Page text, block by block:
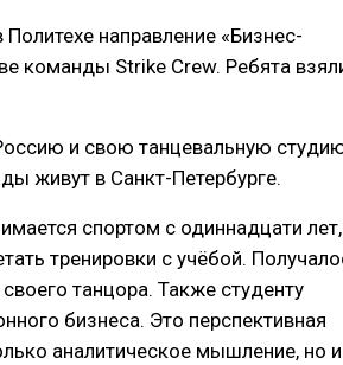
направление «Бизнес-
команды Strike Crew. Ребята
и свою танцевальную
живут в Санкт-Петербурге.
спортом с одиннадцати лет,
тренировки с учёбой.
танцора. Также студенту
бизнеса. Это перспективная
аналитическое мышление, но и